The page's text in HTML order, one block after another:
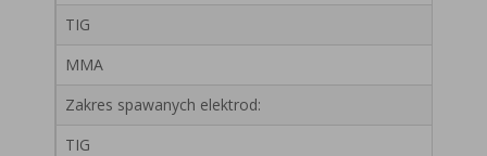
TIG
MMA
Zakres spawanych elektrod:
TIG